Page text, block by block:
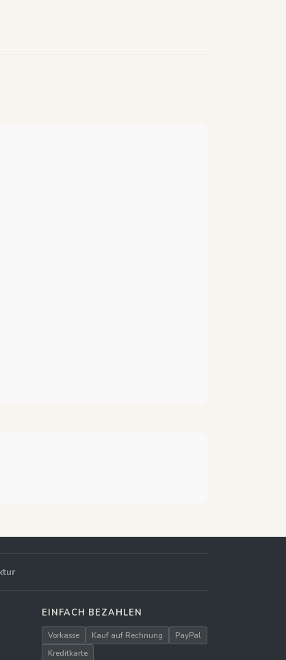
EINFACH BEZAHLEN
Vorkasse Kauf auf Rechnung
PayPal
Kreditkarte